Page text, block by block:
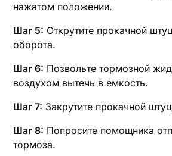
нажатом положении.
Шаг 5: Открутите прокачной
оборота.
Шаг 6: Позвольте тормозной
воздухом вытечь в емкость.
Шаг 7: Закрутите прокачной
Шаг 8: Попросите помощника
тормоза.